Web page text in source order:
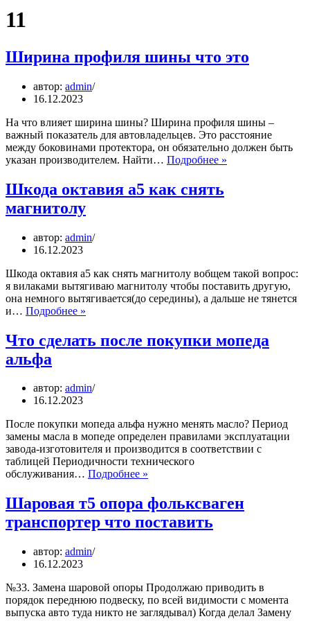
11
Ширина профиля шины что это
автор: admin
16.12.2023
На что влияет ширина шины? Ширина профиля шины –
важный показатель для автовладельцев. Это расстояние
между боковинами протектора, он обязательно должен быть
указан производителем. Найти… Подробнее »
Шкода октавия а5 как снять
магнитолу
автор: admin
16.12.2023
Шкода октавия а5 как снять магнитолу вобщем такой вопрос:
я вилаками вытягиваю магнитолу чтобы поставить другую,
она немного вытягивается(до середины), а дальше не тянется
и… Подробнее »
как
Что сделать после покупки мопеда
альфа
автор: admin
16.12.2023
После покупки мопеда альфа нужно менять масло?​ Период
замены масла в мопеде определен правилами эксплуатации
завода-изготовителя и производится в соответствии с
таблицей Периодичности технического
обслуживания… Подробнее »
после
покупки
мопеда
Шаровая т5 опора фольксваген
транспортер что поставить
автор: admin
16.12.2023
№33. Замена шаровой опоры Продолжаю приводить в
порядок переднюю подвеску, по всей видимости с момента
выпуска авто туда никто не заглядывал) Когда делал Замену